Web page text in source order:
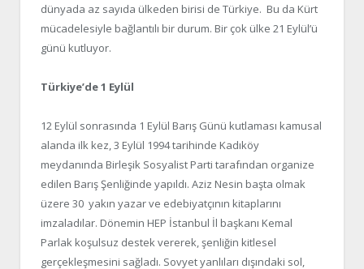
dünyada az sayıda ülkeden birisi de Türkiye. Bu da Kürt
mücadelesiyle bağlantılı bir durum. Bir çok ülke 21 Eylül’ü
günü kutluyor.
Türkiye’de 1 Eylül
12 Eylül sonrasında 1 Eylül Barış Günü kutlaması kamusal
alanda ilk kez, 3 Eylül 1994 tarihinde Kadıköy
meydanında Birleşik Sosyalist Parti tarafından organize
edilen Barış Şenliğinde yapıldı. Aziz Nesin başta olmak
üzere 30 yakın yazar ve edebiyatçının kitaplarını
imzaladılar. Dönemin HEP İstanbul İl başkanı Kemal
Parlak koşulsuz destek vererek, şenliğin kitlesel
gerçekleşmesini sağladı. Sovyet yanlıları dışındaki sol,